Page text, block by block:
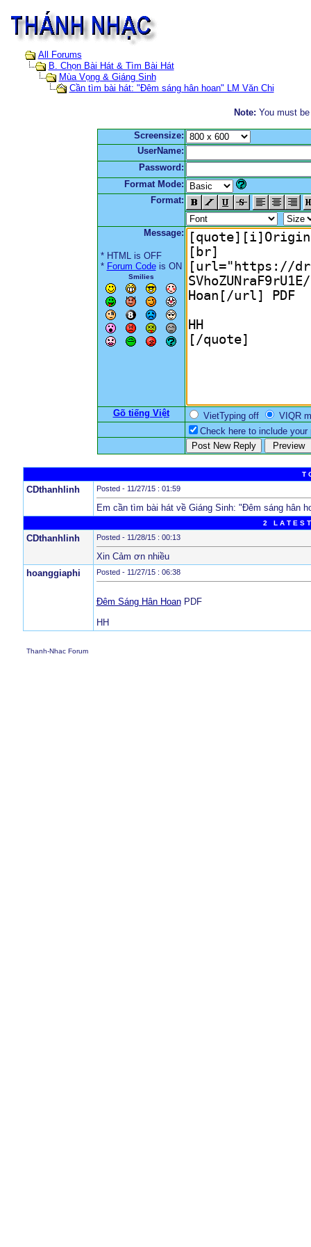
All Forums
B. Chọn Bài Hát & Tìm Bài Hát
Mùa Vọng & Giáng Sinh
Cần tìm bài hát: "Đêm sáng hân hoan" LM Văn Chi
Note: You must
Screensize:
UserName:
Password:
Format Mode:
Format:
Message:
* HTML is OFF
* Forum Codeis ON
Smilies
Gõ tiếng Việt VietTyping off
VIQR
Check here to include your
T
CDthanhlinh Posted - 11/27/15 : 01:59
Em cần tìm bài hát về Giáng Sinh: "Đêm sáng hân
2 L A T E S
CDthanhlinh Posted - 11/28/15 : 00:13
Xin Cảm ơn nhiều
hoanggiaphi
Posted - 11/27/15 : 06:38
Đêm Sáng Hân HoanPDF
HH
Thanh-Nhac Forum